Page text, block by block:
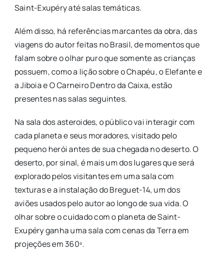
Saint-Exupéry até salas temáticas.
Além disso, há referências marcantes da obra, das
viagens do autor feitas no Brasil, de momentos que
falam sobre o olhar puro que somente as crianças
possuem, como a lição sobre o Chapéu, o Elefante e
a Jiboia e O Carneiro Dentro da Caixa, estão
presentes nas salas seguintes.
Na sala dos asteroides, o público vai interagir com
cada planeta e seus moradores, visitado pelo
pequeno herói antes de sua chegada no deserto. O
deserto, por sinal, é mais um dos lugares que será
explorado pelos visitantes em uma sala com
texturas e a instalação do Breguet-14, um dos
aviões usados pelo autor ao longo de sua vida. O
olhar sobre o cuidado com o planeta de Saint-
Exupéry ganha uma sala com cenas da Terra em
projeções em 360º.